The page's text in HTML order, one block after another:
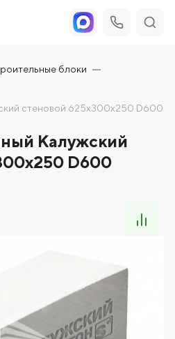
блоки
стеновой 625x300x250 D600
Калужский
D600